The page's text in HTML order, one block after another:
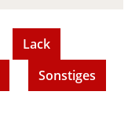
Lack
Sonstiges